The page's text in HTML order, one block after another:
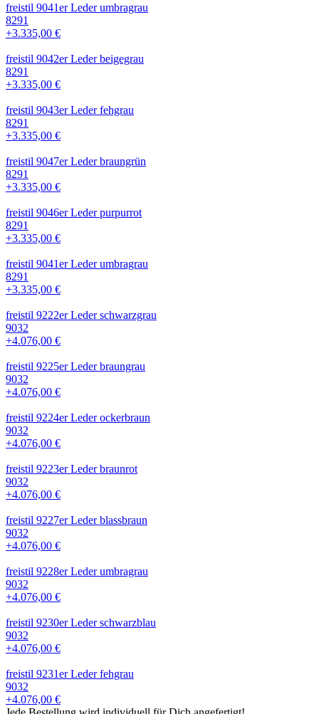
freistil 9041er Leder umbragrau
8291
+3.335,00 €
freistil 9042er Leder beigegrau
8291
+3.335,00 €
freistil 9043er Leder fehgrau
8291
+3.335,00 €
freistil 9047er Leder braungrün
8291
+3.335,00 €
freistil 9046er Leder purpurrot
8291
+3.335,00 €
freistil 9041er Leder umbragrau
8291
+3.335,00 €
freistil 9222er Leder schwarzgrau
9032
+4.076,00 €
freistil 9225er Leder braungrau
9032
+4.076,00 €
freistil 9224er Leder ockerbraun
9032
+4.076,00 €
freistil 9223er Leder braunrot
9032
+4.076,00 €
freistil 9227er Leder blassbraun
9032
+4.076,00 €
freistil 9228er Leder umbragrau
9032
+4.076,00 €
freistil 9230er Leder schwarzblau
9032
+4.076,00 €
freistil 9231er Leder fehgrau
9032
+4.076,00 €